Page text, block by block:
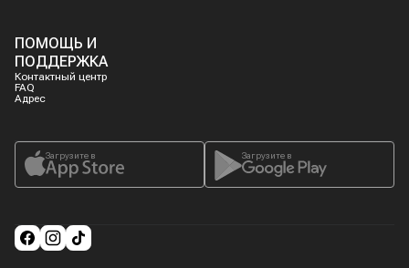
ПОМОЩЬ И
ПОДДЕРЖКА
Контактный центр
FAQ
Адрес
Загрузите в Загрузите в